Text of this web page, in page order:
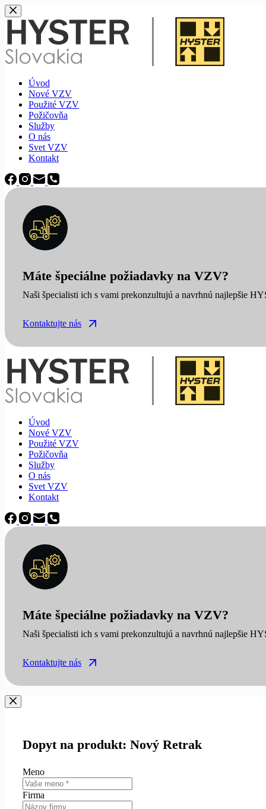
Späť
na
obsah
Úvod
Nové VZV
Použité VZV
Požičovňa
Služby
O nás
Svet VZV
Kontakt
Máte špeciálne požiadavky na VZV?
Naši špecialisti ich s vami prekonzultujú a navrhnú najlepšie
Kontaktujte nás
Úvod
Nové VZV
Použité VZV
Požičovňa
Služby
O nás
Svet VZV
Kontakt
Máte špeciálne požiadavky na VZV?
Naši špecialisti ich s vami prekonzultujú a navrhnú najlepšie
Kontaktujte nás
Dopyt na produkt: Nový Retrak
Meno
Firma